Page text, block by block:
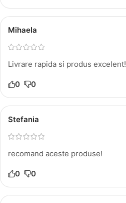
Mihaela
Livrare rapida si produs excelent!
0 0
Stefania
recomand aceste produse!
0 0